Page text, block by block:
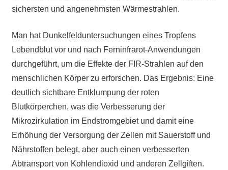
sichersten und angenehmsten Wärmestrahlen.
Man hat Dunkelfelduntersuchungen eines Tropfens
Lebendblut vor und nach Ferninfrarot-Anwendungen
durchgeführt, um die Effekte der FIR-Strahlen auf den
menschlichen Körper zu erforschen. Das Ergebnis: Eine
deutlich sichtbare Entklumpung der roten
Blutkörperchen, was die Verbesserung der
Mikrozirkulation im Endstromgebiet und damit eine
Erhöhung der Versorgung der Zellen mit Sauerstoff und
Nährstoffen belegt, aber auch einen verbesserten
Abtransport von Kohlendioxid und anderen Zellgiften.